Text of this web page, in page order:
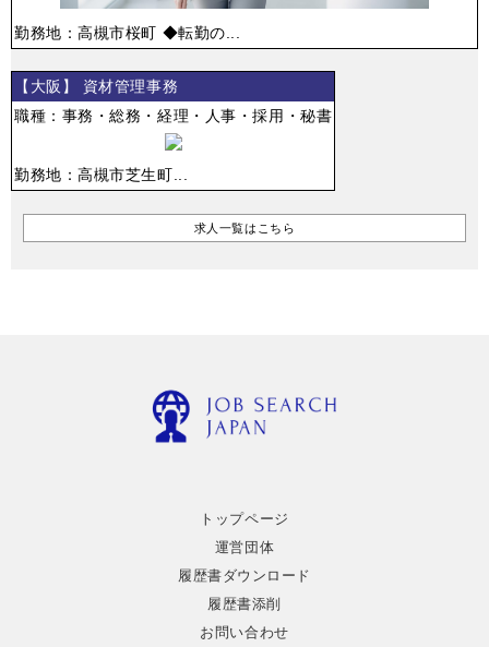
勤務地：高槻市桜町 ◆転勤の...
【大阪】 資材管理事務
職種：事務・総務・経理・人事・採用・秘書
勤務地：高槻市芝生町...
求人一覧はこちら
トップページ
運営団体
履歴書ダウンロード
履歴書添削
お問い合わせ